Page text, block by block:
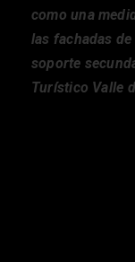
como una
las fachadas
soporte
Turístico Valle